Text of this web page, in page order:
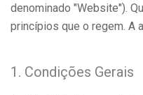
denominado "Website").
princípios que o regem. A
1. Condições Gerais